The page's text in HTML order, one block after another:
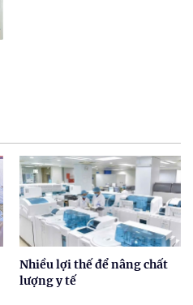
Nhiều lợi thế để nâng chất
lượng y tế